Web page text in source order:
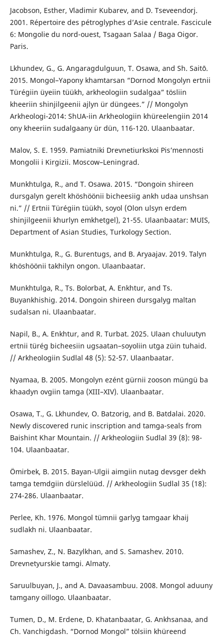
Jacobson, Esther, Vladimir Kubarev, and D. Tseveendorj.
2001. Répertoire des pétroglyphes d’Asie centrale. Fascicule
6: Mongolie du nord-ouest, Tsagaan Salaa / Baga Oigor.
Paris.
Lkhundev, G., G. Angaragdulguun, T. Osawa, and Sh. Saitō.
2015. Mongol–Yapony khamtarsan “Dornod Mongolyn ertnii
Türégiin üyeiin tüükh, arkheologiin sudalgaa” tösliin
kheeriin shinjilgeenii ajlyn ür düngees.” // Mongolyn
Arkheologi-2014: ShUA-iin Arkheologiin khüreelengiin 2014
ony kheeriin sudalgaany ür dün, 116-120. Ulaanbaatar.
Malov, S. E. 1959. Pamiatniki Drevnetiurkskoi Pis’mennosti
Mongolii i Kirgizii. Moscow–Leningrad.
Munkhtulga, R., and T. Osawa. 2015. “Dongoin shireen
dursgalyn gerelt khöshöönii bicheesiig ankh udaa unshsan
ni.” // Ertnii Türégiin tüükh, soyol (Olon ulsyn erdem
shinjilgeenii khurlyn emkhetgel), 21-55. Ulaanbaatar: MUIS,
Department of Asian Studies, Turkology Section.
Munkhtulga, R., G. Burentugs, and B. Aryaajav. 2019. Talyn
khöshöönii takhilyn ongon. Ulaanbaatar.
Munkhtulga, R., Ts. Bolorbat, A. Enkhtur, and Ts.
Buyankhishig. 2014. Dongoin shireen dursgalyg maltan
sudalsan ni. Ulaanbaatar.
Napil, B., A. Enkhtur, and R. Turbat. 2025. Ulaan chuluutyn
ertnii türég bicheesiin ugsaatan–soyoliin utga züin tuhaid.
// Arkheologiin Sudlal 48 (5): 52-57. Ulaanbaatar.
Nyamaa, B. 2005. Mongolyn ezént gürnii zooson müngü ba
khaadyn ovgiin tamga (XIII–XIV). Ulaanbaatar.
Osawa, T., G. Lkhundev, O. Batzorig, and B. Batdalai. 2020.
Newly discovered runic inscription and tamga-seals from
Baishint Khar Mountain. // Arkheologiin Sudlal 39 (8): 98-
104. Ulaanbaatar.
Ömirbek, B. 2015. Bayan-Ulgii aimgiin nutag devsger dekh
tamga temdgiin dürslelüüd. // Arkheologiin Sudlal 35 (18):
274-286. Ulaanbaatar.
Perlee, Kh. 1976. Mongol tümnii garlyg tamgaar khaij
sudlakh ni. Ulaanbaatar.
Samashev, Z., N. Bazylkhan, and S. Samashev. 2010.
Drevnetyurskie tamgi. Almaty.
Saruulbuyan, J., and A. Davaasambuu. 2008. Mongol aduuny
tamgany oillogo. Ulaanbaatar.
Tumen, D., M. Erdene, D. Khatanbaatar, G. Ankhsanaa, and
Ch. Vanchigdash. “Dornod Mongol” tölsiin khüreend